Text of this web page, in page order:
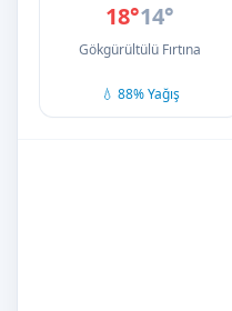
18°14°
Gökgürültülü Fırtına
💧 88% Yağış